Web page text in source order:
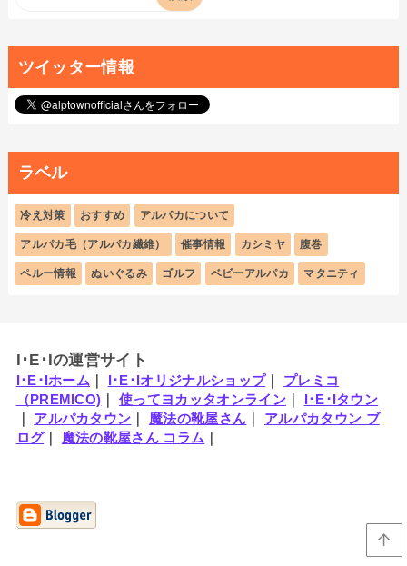
ツイッター情報
ラベル
冷え対策 おすすめ アルパカについて
アルパカ毛（アルパカ繊維） 催事情報 カシミヤ 腹巻
ペルー情報 ぬいぐるみ ゴルフ ベビーアルパカ マタニティ
I･E･Iの運営サイト
I･E･Iホーム I･E･Iオリジナルショップ｜ プレミコ
（PREMICO) ｜使ってヨカッタオンライン｜ I･E･Iタウン
アルパカタウン 魔法の靴屋さん
アルパカタウン ブ
ログ｜ 魔法の靴屋さん コラム